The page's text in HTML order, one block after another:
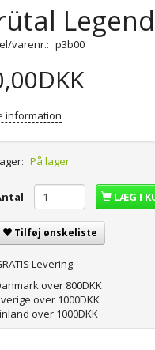
Legend
varenr.: p3b00
information
På lager
LÆG I
Tilføj ønskeliste
Levering
over 800DKK
over 1000DKK
over 1000DKK